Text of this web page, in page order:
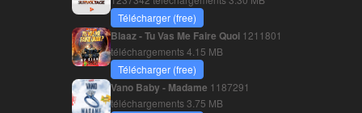
Télécharger (free)
Blaaz - Tu Vas Me Faire Quoi 1211801
téléchargements4.15 MB
Télécharger (free)
Vano Baby - Madame 1187291
téléchargements3.75 MB